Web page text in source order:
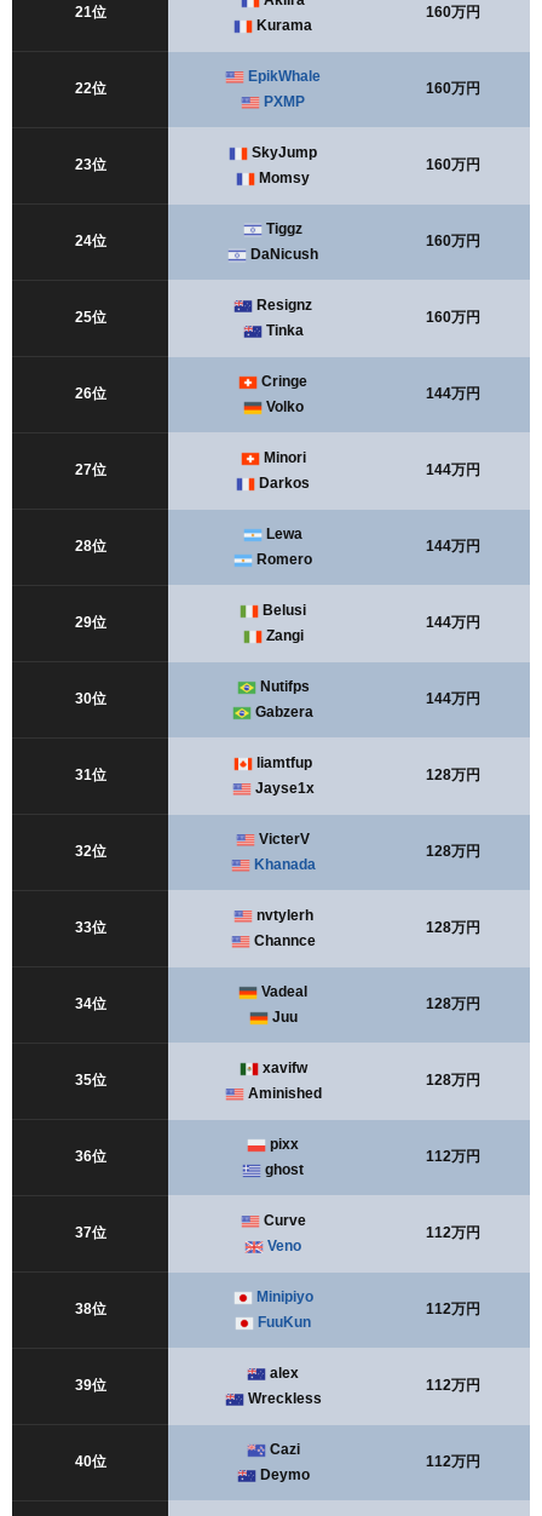
21位
Kurama
160万円
22位
EpikWhale
PXMP
160万円
23位
SkyJump
Momsy
160万円
24位
Tiggz
DaNicush
160万円
25位
Resignz
Tinka
160万円
26位
Cringe
Volko
144万円
27位
Minori
Darkos
144万円
28位
Lewa
Romero
144万円
29位
Belusi
Zangi
144万円
30位
Nutifps
Gabzera
144万円
31位
liamtfup
Jayse1x
128万円
32位
VicterV
Khanada
128万円
33位
nvtylerh
Channce
128万円
34位
Vadeal
Juu
128万円
35位
xavifw
Aminished
128万円
36位
pixx
ghost
112万円
37位
Curve
Veno
112万円
38位
Minipiyo
FuuKun
112万円
39位
alex
Wreckless
112万円
40位
Cazi
Deymo
112万円